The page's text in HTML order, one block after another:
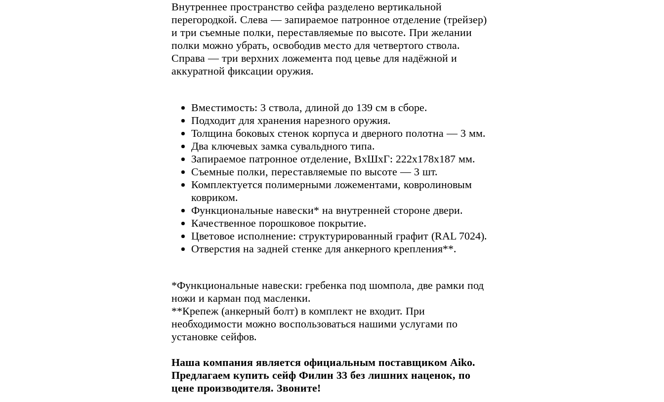
Внутреннее пространство сейфа разделено вертикальной
перегородкой. Слева — запираемое патронное отделение (трейзер)
и три съемные полки, переставляемые по высоте. При желании
полки можно убрать, освободив место для четвертого ствола.
Справа — три верхних ложемента под цевье для надёжной и
аккуратной фиксации оружия.
Вместимость: 3 ствола, длиной до 139 см в сборе.
Подходит для хранения нарезного оружия.
Толщина боковых стенок корпуса и дверного полотна — 3 мм.
Два ключевых замка сувальдного типа.
Запираемое патронное отделение, ВхШхГ: 222x178x187 мм.
Съемные полки, переставляемые по высоте — 3 шт.
Комплектуется полимерными ложементами, ковролиновым
ковриком.
Функциональные навески* на внутренней стороне двери.
Качественное порошковое покрытие.
Цветовое исполнение: структурированный графит (RAL 7024).
Отверстия на задней стенке для анкерного крепления**.
*Функциональные навески: гребенка под шомпола, две рамки под
ножи и карман под масленки.
**Крепеж (анкерный болт) в комплект не входит. При
необходимости можно воспользоваться нашими услугами по
установке сейфов.
Наша компания является официальным поставщиком Aiko.
Предлагаем купить сейф Филин 33 без лишних наценок, по
цене производителя. Звоните!